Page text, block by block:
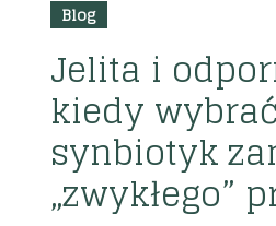
lip
Blog
Jelita i
kiedy wybrać
synbiotyk
„zwykłego”